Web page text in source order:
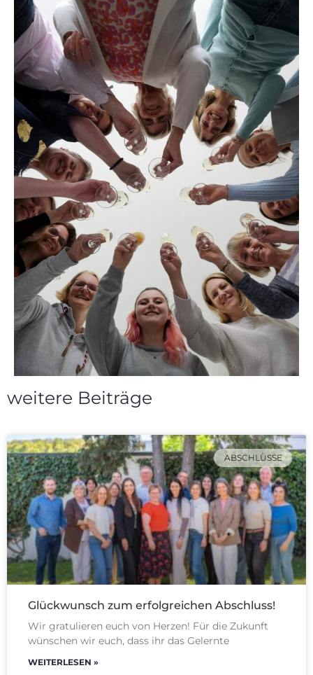
weitere Beiträge
ABSCHLÜSSE
Glückwunsch zum erfolgreichen Abschluss!
Wir gratulieren euch von Herzen! Für die Zukunft
wünschen wir euch, dass ihr das Gelernte
WEITERLESEN »